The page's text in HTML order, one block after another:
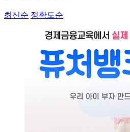
최신순 정확도순